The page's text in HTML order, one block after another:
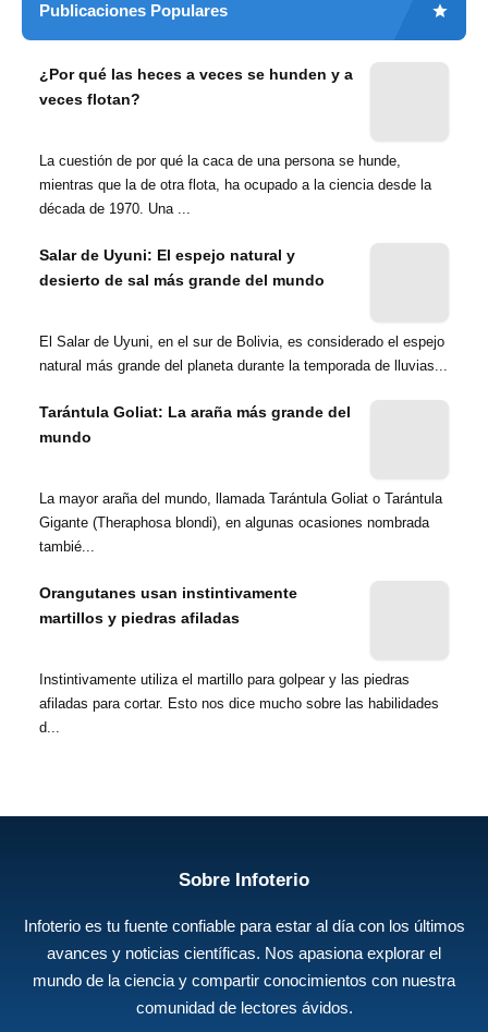
Publicaciones Populares
¿Por qué las heces a veces se hunden y a
veces flotan?
La cuestión de por qué la caca de una persona se hunde,
mientras que la de otra flota, ha ocupado a la ciencia desde la
década de 1970. Una ...
Salar de Uyuni: El espejo natural y
desierto de sal más grande del mundo
El Salar de Uyuni, en el sur de Bolivia, es considerado el espejo
natural más grande del planeta durante la temporada de lluvias...
Tarántula Goliat: La araña más grande del
mundo
La mayor araña del mundo, llamada Tarántula Goliat o Tarántula
Gigante (Theraphosa blondi), en algunas ocasiones nombrada
tambié...
Orangutanes usan instintivamente
martillos y piedras afiladas
Instintivamente utiliza el martillo para golpear y las piedras
afiladas para cortar. Esto nos dice mucho sobre las habilidades
d...
Sobre Infoterio
Infoterio es tu fuente confiable para estar al día con los últimos
avances y noticias científicas. Nos apasiona explorar el
mundo de la ciencia y compartir conocimientos con nuestra
comunidad de lectores ávidos.